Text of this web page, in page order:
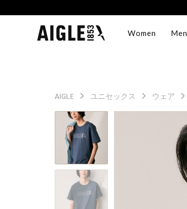
Women Men
AIGLE ユニセックス ウェア